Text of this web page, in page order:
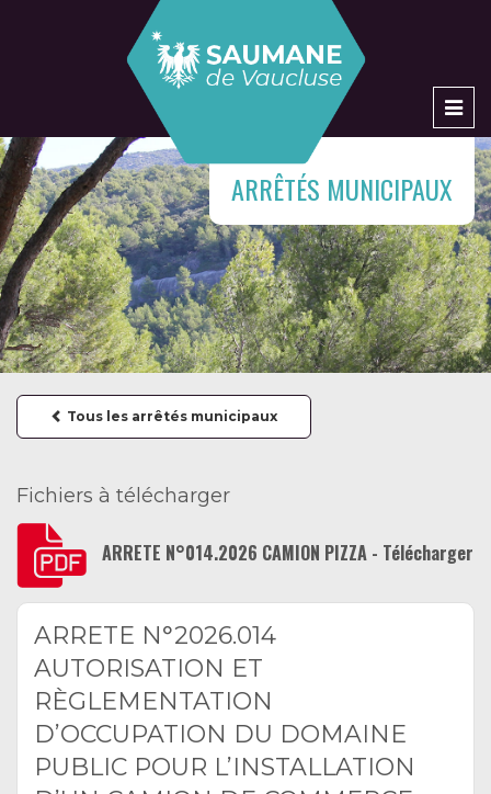
ARRÊTÉS MUNICIPAUX
Tous les arrêtés municipaux
Fichiers à télécharger
ARRETE N°014.2026 CAMION PIZZA - Télécharger
ARRETE N°2026.014
AUTORISATION ET
RÈGLEMENTATION
D’OCCUPATION DU DOMAINE
PUBLIC POUR L’INSTALLATION